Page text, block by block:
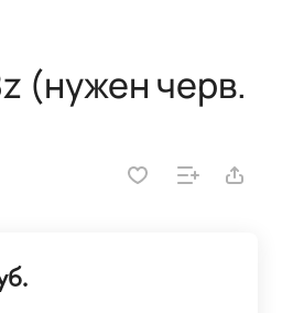
(нужен черв.